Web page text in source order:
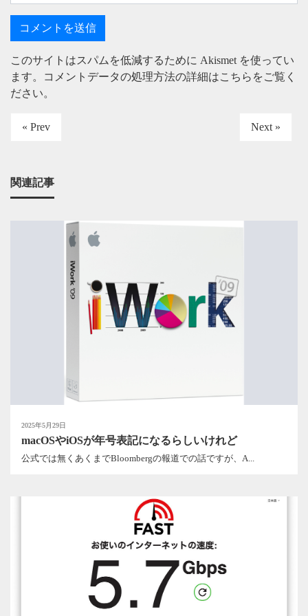
このサイトはスパムを低減するために Akismet を使ってい
ます。
コメントデータの処理方法の詳細はこちらをご覧く
ださい。
« Prev Next »
関連記事
2025年5月29日
macOSやiOSが年号表記になるらしいけれど
公式では無くあくまでBloombergの報道での話ですが、A...